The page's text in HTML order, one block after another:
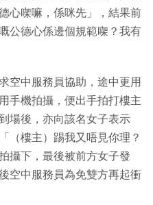
心㗎嘛，係咪先」，結果前
公德心係邊個規範㗎？我有
空中服務員協助，途中更用
手機拍攝，便出手拍打樓主
場後，亦向該名女子表示
（樓主）踢我又唔見你理？
攝下，最後被前方女子發
空中服務員為免雙方再起衝